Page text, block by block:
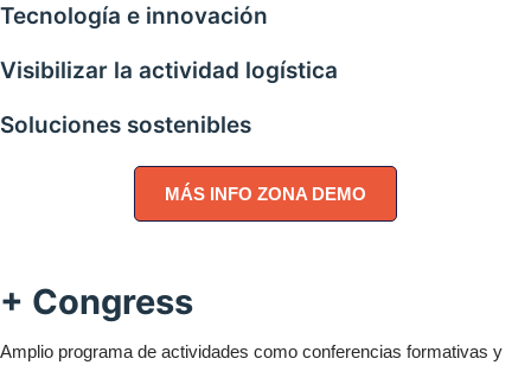
Tecnología e innovación
Visibilizar la actividad logística
Soluciones sostenibles
MÁS INFO ZONA DEMO
+ Congress
Amplio programa de actividades como conferencias formativas y